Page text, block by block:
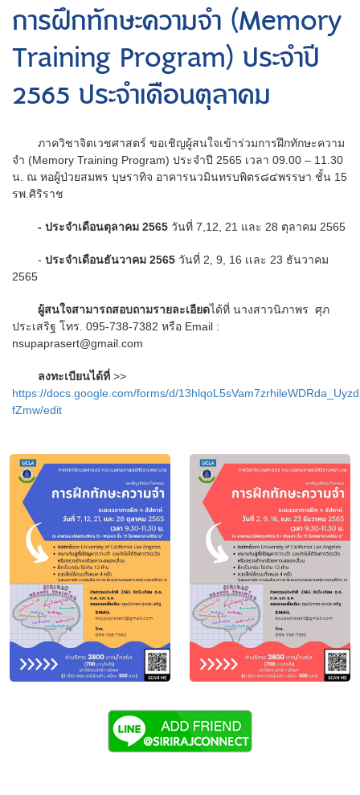
การฝึกทักษะความจำ (Memory
Training Program) ประจำปี
2565 ประจำเดือนตุลาคม
ภาควิชาจิตเวชศาสตร์ ขอเชิญผู้สนใจเข้าร่วมการฝึกทักษะความ
จำ (Memory Training Program) ประจำปี 2565 เวลา 09.00 – 11.30
น. ณ หอผู้ป่วยสมพร บุษราทิจ อาคารนวมินทรบพิตร๘๔พรรษา ชั้น 15
รพ.ศิริราช
- ประจำเดือนตุลาคม 2565 วันที่ 7,12, 21 และ 28 ตุลาคม 2565
- ประจำเดือนธันวาคม 2565 วันที่ 2, 9, 16 เเละ 23 ธันวาคม
2565
ผู้สนใจสามารถสอบถามรายละเอียดได้ที่ นางสาวนิภาพร ศุภ
ประเสริฐ โทร. 095-738-7382 หรือ Email :
nsupaprasert@gmail.com
ลงทะเบียนได้ที่ >>
https://docs.google.com/forms/d/
fZmw/edit